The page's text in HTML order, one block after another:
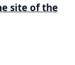
site of the